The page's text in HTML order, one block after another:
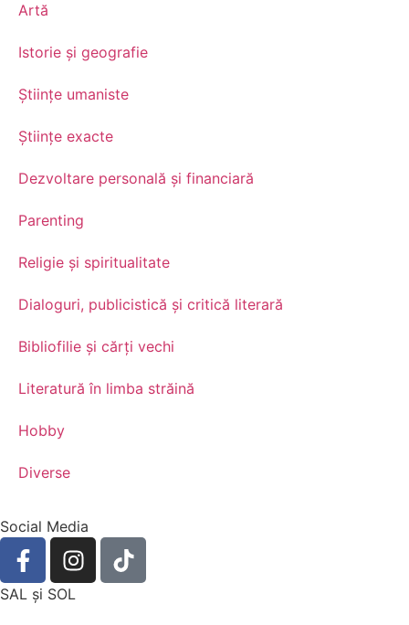
Artă
Istorie și geografie
Științe umaniste
Științe exacte
Dezvoltare personală şi financiară
Parenting
Religie și spiritualitate
Dialoguri, publicistică și critică literară
Bibliofilie și cărți vechi
Literatură în limba străină
Hobby
Diverse
Social Media
SAL şi SOL